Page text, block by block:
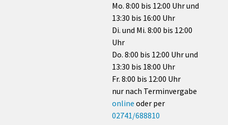
Mo. 8:00 bis 12:00 Uhr und
13:30 bis 16:00 Uhr
Di. und Mi. 8:00 bis 12:00
Uhr
Do. 8:00 bis 12:00 Uhr und
13:30 bis 18:00 Uhr
Fr. 8:00 bis 12:00 Uhr
nur nach Terminvergabe
online oder per
02741/688810